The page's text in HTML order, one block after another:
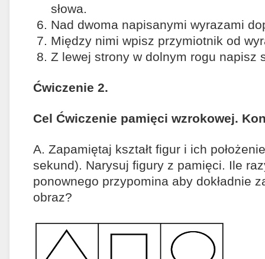
słowa.
Nad dwoma napisanymi wyrazami
Między nimi wpisz przymiotnik od
Z lewej strony w dolnym rogu napisz
Ćwiczenie 2.
Cel Ćwiczenie pamięci wzrokowej.
A. Zapamiętaj kształt figur i ich
sekund). Narysuj figury z pamięci. Ile
ponownego przypomina aby dokładnie
obraz?